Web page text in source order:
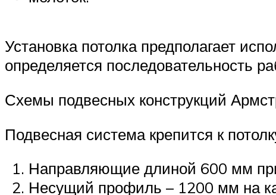
Установка потолка предполагает
определяется последовательность
Схемы подвесных конструкций
Подвесная система крепится к
Направляющие длиной 600 мм
Несущий профиль – 1200 мм на